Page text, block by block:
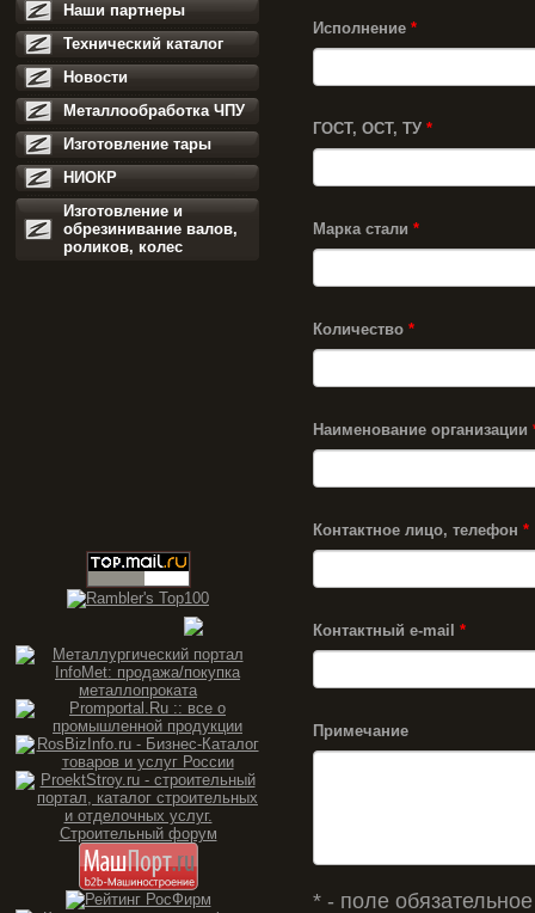
Исполнение *
ГОСТ, ОСТ, ТУ *
Марка стали *
Количество *
Наименование организации
Контактное лицо, телефон *
Контактный e-mail *
Примечание
* - поле
Наши партнеры
Технический каталог
Новости
Металлообработка ЧПУ
Изготовление тары
НИОКР
Изготовление и
обрезинивание валов,
роликов, колес